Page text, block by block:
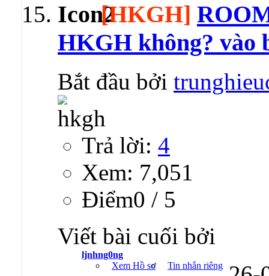
[HKGH]
HKGH không? vào
Bắt đầu bởi
Trả lời: 4
Xem: 7,051
Ðiểm0 / 5
Viết bài cuối bởi
ljnhng0ng
Xem Hồ sơ
Tin nhắn riêng